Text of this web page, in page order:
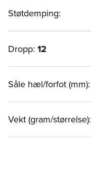
Støtdemping:
Dropp: 12
Såle hæl/forfot (mm):
Vekt (gram/størrelse):